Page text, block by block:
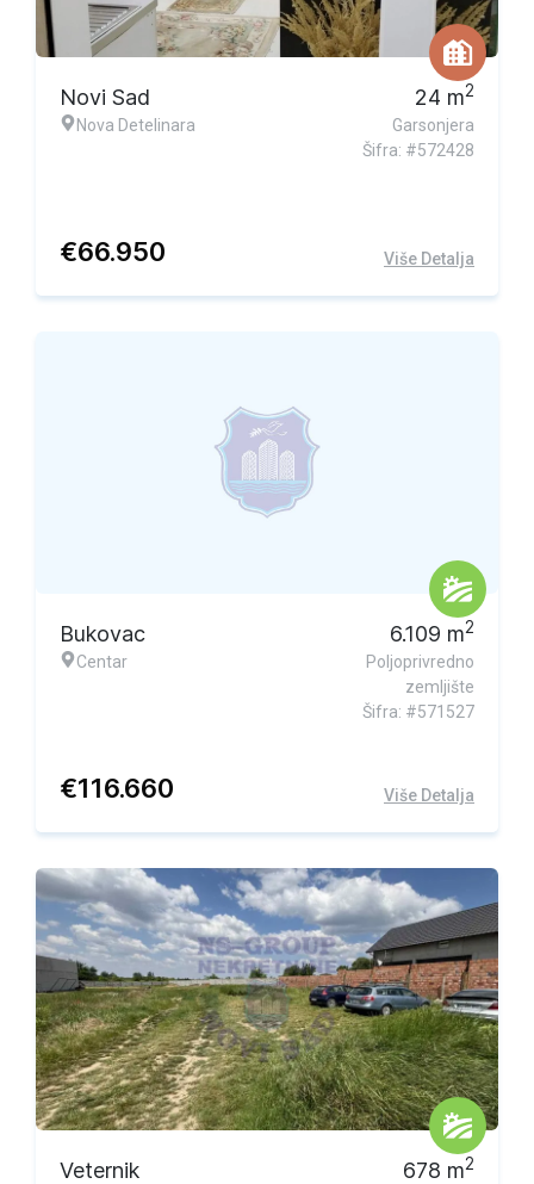
Novi Sad
Nova Detelinara
24 m2
Garsonjera
Šifra: #572428
€66.950 Više Detalja
Bukovac
Centar
6.109 m2
Poljoprivredno
zemljište
Šifra: #571527
€116.660 Više Detalja
Veternik 678 m2